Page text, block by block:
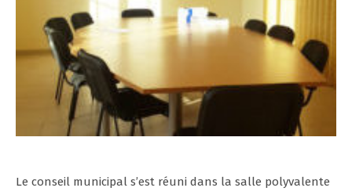
Le conseil municipal s’est réuni dans la salle polyvalente